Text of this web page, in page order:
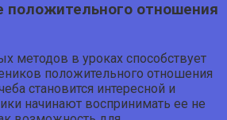
положительного отношения
методов в уроках способствует
положительного отношения
становится интересной и
начинают воспринимать ее не